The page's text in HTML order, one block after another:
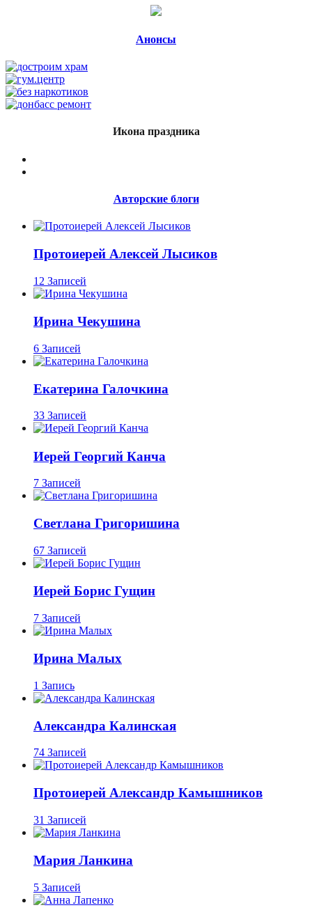
Анонсы
Икона праздника
Авторские блоги
Протоиерей Алексей Лысиков
12 Записей
Ирина Чекушина
6 Записей
Екатерина Галочкина
33 Записей
Иерей Георгий Канча
7 Записей
Светлана Григоришина
67 Записей
Иерей Борис Гущин
7 Записей
Ирина Малых
1 Запись
Александра Калинская
74 Записей
Протоиерей Александр Камышников
31 Записей
Мария Ланкина
5 Записей